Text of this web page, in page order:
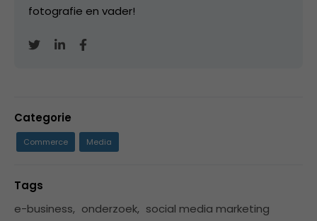
fotografie en vader!
Categorie
Commerce Media
Tags
e-business, onderzoek, social media marketing